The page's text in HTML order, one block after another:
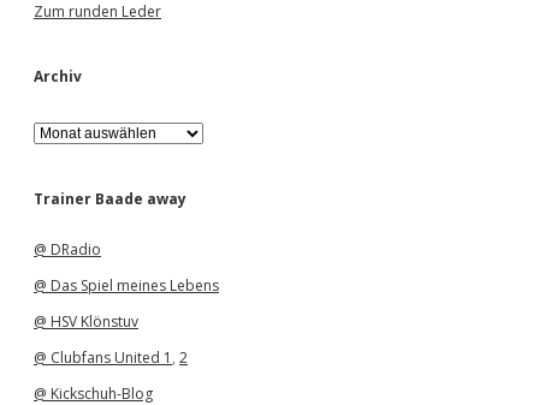
Zum runden Leder
Archiv
A
r
h
Trainer Baade away
@ DRadio
@ Das Spiel meines Lebens
@ HSV Klönstuv
@ Clubfans United 1 , 2
@ Kickschuh-Blog